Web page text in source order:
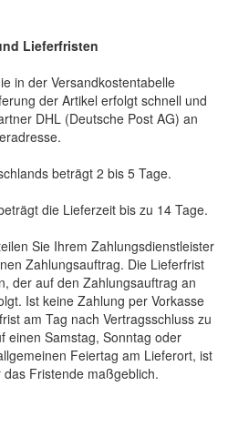
Lieferfristen
in der Versandkostentabelle
der Artikel erfolgt schnell und
DHL (Deutsche Post AG) an
beträgt 2 bis 5 Tage.
die Lieferzeit bis zu 14 Tage.
Sie Ihrem Zahlungsdienstleister
Zahlungsauftrag. Die Lieferfrist
der auf den Zahlungsauftrag an
Ist keine Zahlung per Vorkasse
am Tag nach Vertragsschluss zu
einen Samstag, Sonntag oder
Feiertag am Lieferort, ist
Fristende maßgeblich.